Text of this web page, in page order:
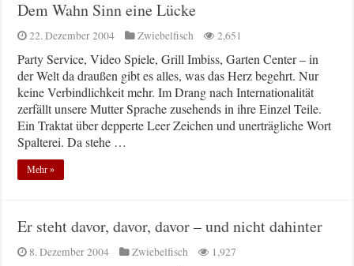
Dem Wahn Sinn eine Lücke
22. Dezember 2004 Zwiebelfisch 2,651
Party Service, Video Spiele, Grill Imbiss, Garten Center – in
der Welt da draußen gibt es alles, was das Herz begehrt. Nur
keine Verbindlichkeit mehr. Im Drang nach Internationalität
zerfällt unsere Mutter Sprache zusehends in ihre Einzel Teile.
Ein Traktat über depperte Leer Zeichen und unerträgliche Wort
Spalterei. Da stehe …
Mehr »
Er steht davor, davor, davor – und nicht dahinter
8. Dezember 2004 Zwiebelfisch 1,927